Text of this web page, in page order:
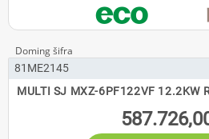
81ME2145
MULTI SJ MXZ-6PF122VF 12.2KW